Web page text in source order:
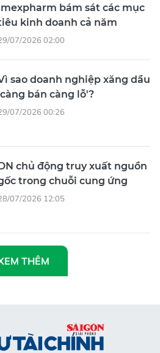
Imexpharm bám sát các mục
kinh doanh cả năm
07/2026 02:00
sao doanh nghiệp xăng dầu
bán càng lỗ'?
07/2026 00:26
DN chủ động truy xuất nguồn
trong chuỗi cung ứng
07/2026 12:05
THÊM